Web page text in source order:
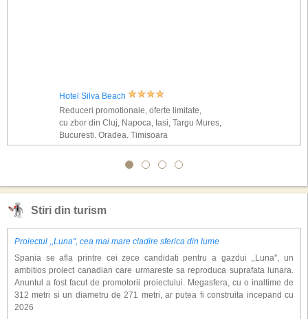
Hotel Silva Beach
Reduceri promotionale, oferte limitate,
cu zbor din Cluj, Napoca, Iasi, Targu Mures,
Bucuresti, Oradea, Timisoara
Stiri din turism
Proiectul ,,Luna'', cea mai mare cladire sferica din lume
Spania se afla printre cei zece candidati pentru a gazdui ,,Luna'', un
ambitios proiect canadian care urmareste sa reproduca suprafata lunara.
Anuntul a fost facut de promotorii proiectului. Megasfera, cu o inaltime de
312 metri si un diametru de 271 metri, ar putea fi construita incepand cu
2026